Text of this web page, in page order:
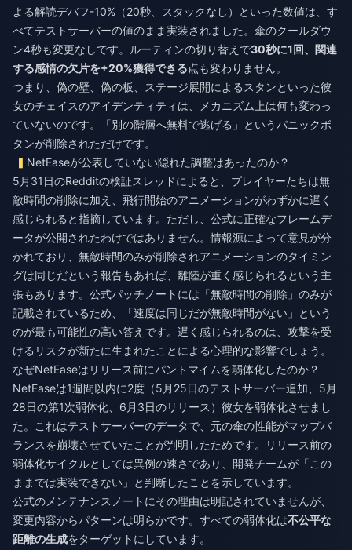
よる解読デバフ-10%（20秒、スタックなし）といった数値は、す
べてテストサーバーの値のまま実装されました。傘のクールダウ
ン4秒も変更なしです。ルーティンの切り替えで30秒に1回、関連
する感情の欠片を+20%獲得できる点も変わりません。
つまり、偽の壁、偽の板、ステージ展開によるスタンといった彼
女のチェイスのアイデンティティは、メカニズム上は何も変わっ
ていないのです。「別の階層へ無料で逃げる」というパニックボ
タンが削除されただけです。
NetEaseが公表していない隠れた調整はあったのか？
5月31日のRedditの検証スレッドによると、プレイヤーたちは無
敵時間の削除に加え、飛行開始のアニメーションがわずかに遅く
感じられると指摘しています。ただし、公式に正確なフレームデ
ータが公開されたわけではありません。情報源によって意見が分
かれており、無敵時間のみが削除されアニメーションのタイミン
グは同じだという報告もあれば、離陸が重く感じられるという主
張もあります。公式パッチノートには「無敵時間の削除」のみが
記載されているため、「速度は同じだが無敵時間がない」という
のが最も可能性の高い答えです。遅く感じられるのは、攻撃を受
けるリスクが新たに生まれたことによる心理的な影響でしょう。
なぜNetEaseはリリース前にパントマイムを弱体化したのか？
NetEaseは1週間以内に2度（5月25日のテストサーバー追加、5月
28日の第1次弱体化、6月3日のリリース）彼女を弱体化させまし
た。これはテストサーバーのデータで、元の傘の性能がマップバ
ランスを崩壊させていたことが判明したためです。リリース前の
弱体化サイクルとしては異例の速さであり、開発チームが「この
ままでは実装できない」と判断したことを示しています。
公式のメンテナンスノートにその理由は明記されていませんが、
変更内容からパターンは明らかです。すべての弱体化は不公平な
距離の生成をターゲットにしています。